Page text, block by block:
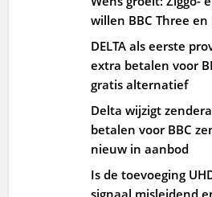
willen BBC Three en
DELTA als eerste
extra betalen voor
gratis alternatief
Delta wijzigt
betalen voor BBC
nieuw in aanbod
Is de toevoeging
signaal misleidend